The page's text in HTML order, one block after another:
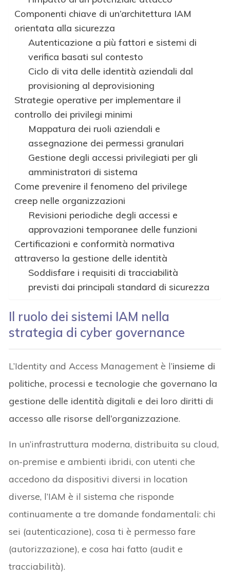
Componenti chiave di un’architettura IAM
orientata alla sicurezza
Autenticazione a più fattori e sistemi di
verifica basati sul contesto
Ciclo di vita delle identità aziendali dal
provisioning al deprovisioning
Strategie operative per implementare il
controllo dei privilegi minimi
Mappatura dei ruoli aziendali e
assegnazione dei permessi granulari
Gestione degli accessi privilegiati per gli
amministratori di sistema
Come prevenire il fenomeno del privilege
creep nelle organizzazioni
Revisioni periodiche degli accessi e
approvazioni temporanee delle funzioni
Certificazioni e conformità normativa
attraverso la gestione delle identità
Soddisfare i requisiti di tracciabilità
previsti dai principali standard di sicurezza
Il ruolo dei sistemi IAM nella
strategia di cyber governance
L’Identity and Access Management è l’insieme di
politiche, processi e tecnologie che governano la
gestione delle identità digitali e dei loro diritti di
accesso alle risorse dell’organizzazione.
In un’infrastruttura moderna, distribuita su cloud,
on-premise e ambienti ibridi, con utenti che
accedono da dispositivi diversi in location
diverse, l’IAM è il sistema che risponde
continuamente a tre domande fondamentali: chi
sei (autenticazione), cosa ti è permesso fare
(autorizzazione), e cosa hai fatto (audit e
tracciabilità).